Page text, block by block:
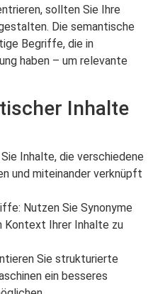
sollten Sie Ihre
Die semantische
Begriffe, die in
haben – um relevante
Inhalte
Inhalte, die verschiedene
und miteinander verknüpft
Nutzen Sie Synonyme
Kontext Ihrer Inhalte zu
Sie strukturierte
ein besseres